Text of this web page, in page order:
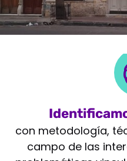
con metodología,
campo de las